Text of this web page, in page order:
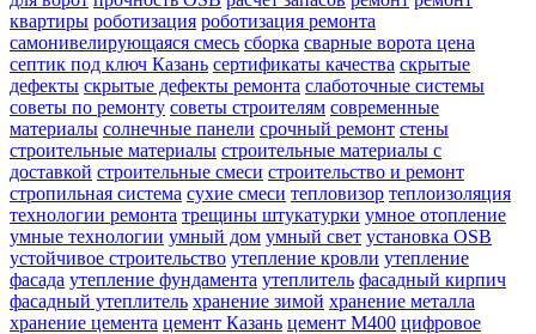
квартиры роботизация роботизация ремонта
самонивелирующаяся смесь сборка сварные ворота цена
септик под ключ Казань сертификаты качества скрытые
дефекты скрытые дефекты ремонта слаботочные системы
советы по ремонту советы строителям современные
материалы солнечные панели срочный ремонт стены
строительные материалы строительные материалы с
доставкой строительные смеси строительство и ремонт
стропильная система сухие смеси тепловизор теплоизоляция
технологии ремонта трещины штукатурки умное отопление
умные технологии умный дом умный свет установка OSB
устойчивое строительство утепление кровли утепление
фасада утепление фундамента утеплитель фасадный кирпич
фасадный утеплитель хранение зимой хранение металла
хранение цемента цемент Казань цемент М400 цифровое